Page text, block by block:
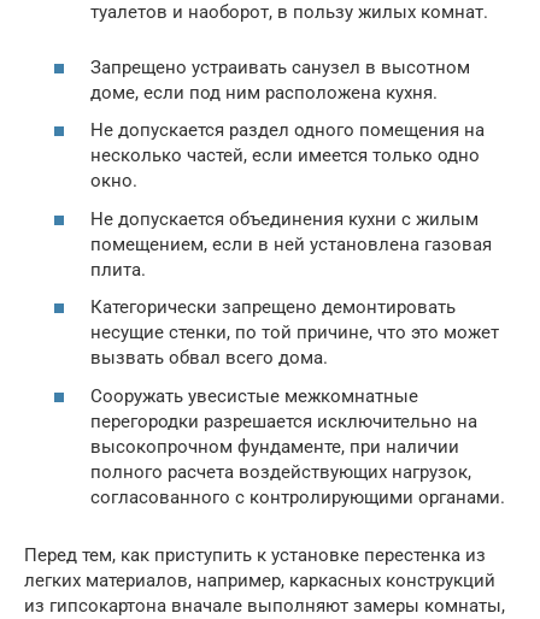
туалетов и наоборот, в пользу жилых комнат.
Запрещено устраивать санузел в высотном
доме, если под ним расположена кухня.
Не допускается раздел одного помещения на
несколько частей, если имеется только одно
окно.
Не допускается объединения кухни с жилым
помещением, если в ней установлена газовая
плита.
Категорически запрещено демонтировать
несущие стенки, по той причине, что это может
вызвать обвал всего дома.
Сооружать увесистые межкомнатные
перегородки разрешается исключительно на
высокопрочном фундаменте, при наличии
полного расчета воздействующих нагрузок,
согласованного с контролирующими органами.
Перед тем, как приступить к установке перестенка из
легких материалов, например, каркасных конструкций
из гипсокартона вначале выполняют замеры комнаты,